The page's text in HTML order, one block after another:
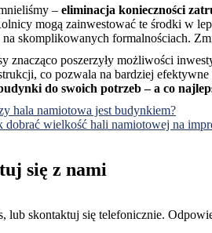
– eliminacja konieczności
mogą zainwestować te środki w
na skomplikowanych formalnościach.
znacząco poszerzyły możliwości
co pozwala na bardziej
do swoich potrzeb – a co
hala namiotowa jest budynkiem?
dobrać wielkość hali namiotowej na
się z nami
lub skontaktuj się telefonicznie.